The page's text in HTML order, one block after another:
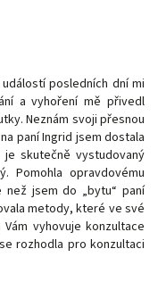
posledních dní mi
a vyhoření mě přivedl
Neznám svoji přesnou
paní Ingrid jsem dostala
skutečně vystudovaný
Pomohla opravdovému
jsem do „bytu“ paní
metody, které ve své
vyhovuje konzultace
rozhodla pro konzultaci